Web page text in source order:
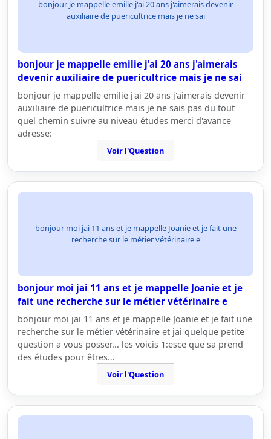
bonjour je mappelle emilie j'ai 20 ans j'aimerais devenir
auxiliaire de puericultrice mais je ne sai
bonjour je mappelle emilie j'ai 20 ans j'aimerais
devenir auxiliaire de puericultrice mais je ne sai
bonjour je mappelle emilie j'ai 20 ans j'aimerais devenir
auxiliaire de puericultrice mais je ne sais pas du tout
quel chemin suivre au niveau études merci d'avance
adresse:
Voir l'Question
bonjour moi jai 11 ans et je mappelle Joanie et je fait une
recherche sur le métier vétérinaire e
bonjour moi jai 11 ans et je mappelle Joanie et je
fait une recherche sur le métier vétérinaire e
bonjour moi jai 11 ans et je mappelle Joanie et je fait une
recherche sur le métier vétérinaire et jai quelque petite
question a vous posser... les voicis 1:esce que sa prend
des études pour êtres…
Voir l'Question